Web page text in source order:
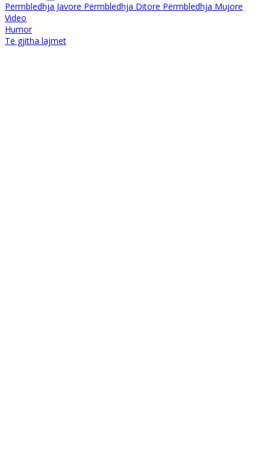
Permbledhja Javore Përmbledhja Ditore Përmbledhja Mujore
Video
Humor
Të gjitha lajmet